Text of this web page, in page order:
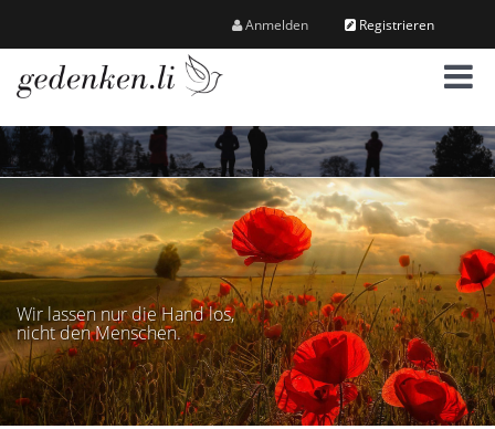
Anmelden Registrieren
M
e
n
ü
Wir lassen nur die Hand los,
nicht den Menschen.